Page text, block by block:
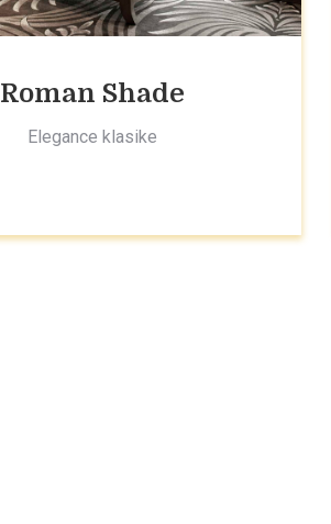
Roman Shade
Elegance klasike